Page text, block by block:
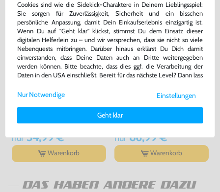
Tetris
nur34,99 €
Warenkorb
Pokemon Gelbe Edition
DEUTSCH, Modul, gebraucht
nur86,99 €
Warenkorb
DAS HABEN ANDERE DAZU
Cookies sind wie die Sidekick-Charaktere in Deinem Lieblingsspiel:
Sie sorgen für Zuverlässigkeit, Sicherheit und ein bisschen
persönliche Anpassung, damit Dein Einkaufserlebnis einzigartig ist.
Wenn Du auf "Geht klar" klickst, stimmst Du dem Einsatz dieser
digitalen Helferlein zu – und wir versprechen, dass sie nicht so viele
Nebenquests mitbringen. Darüber hinaus erklärst Du Dich damit
einverstanden, dass Deine Daten auch an Dritte weitergegeben
werden können. Bitte beachte, dass dies ggf. die Verarbeitung der
Daten in den USA einschließt. Bereit für das nächste Level? Dann lass
Weitere Informationen zu den von uns verwendeten Cookies und
Deinen Rechten als Nutzer findest Du in unsererDaten­schutz­
Impressum.
Einstellungen
Geht klar
Nur Notwendige